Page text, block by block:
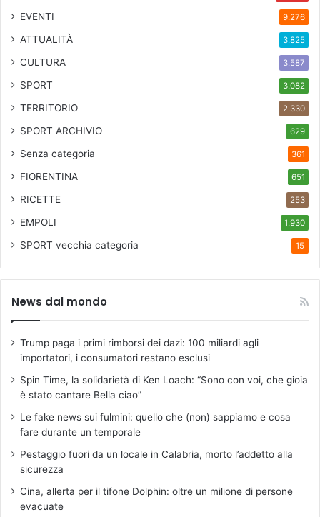
EVENTI 9.276
ATTUALITÀ 3.825
CULTURA 3.587
SPORT 3.082
TERRITORIO 2.330
SPORT ARCHIVIO 629
Senza categoria 361
FIORENTINA 651
RICETTE 253
EMPOLI 1.930
SPORT vecchia categoria 15
News dal mondo
Trump paga i primi rimborsi dei dazi: 100 miliardi agli
importatori, i consumatori restano esclusi
Spin Time, la solidarietà di Ken Loach: “Sono con voi, che gioia
è stato cantare Bella ciao”
Le fake news sui fulmini: quello che (non) sappiamo e cosa
fare durante un temporale
Pestaggio fuori da un locale in Calabria, morto l’addetto alla
sicurezza
Cina, allerta per il tifone Dolphin: oltre un milione di persone
evacuate